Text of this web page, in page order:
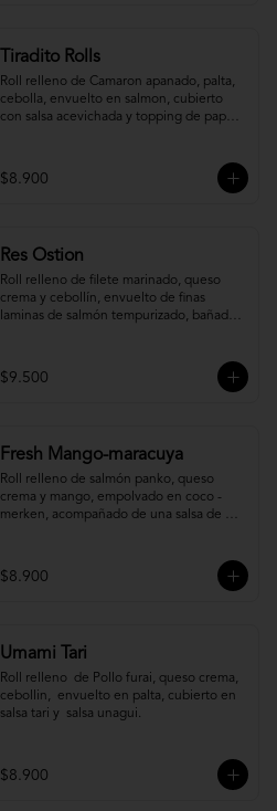
Tiradito Rolls
Roll relleno de Camaron apanado, palta,
cebolla, envuelto en salmon, cubierto
con salsa acevichada y topping de papa
$8.900
Res Ostion
Roll relleno de filete marinado, queso
crema y cebollín, envuelto de finas
laminas de salmón tempurizado, bañada
$9.500
Fresh Mango-maracuya
Roll relleno de salmón panko, queso
crema y mango, empolvado en coco -
merken, acompañado de una salsa de
$8.900
Umami Tari
Roll relleno  de Pollo furai, queso crema,
cebollin,  envuelto en palta, cubierto en
salsa tari y  salsa unagui.
$8.900